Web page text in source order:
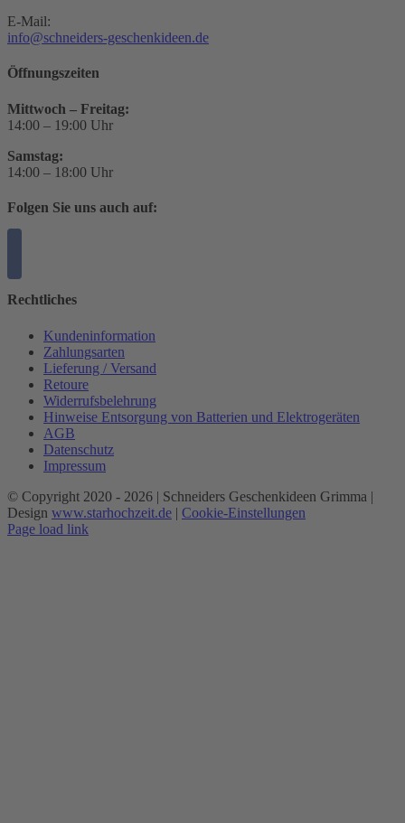
E-Mail:
info@schneiders-geschenkideen.de
Öffnungszeiten
Mittwoch – Freitag:
14:00 – 19:00 Uhr
Samstag:
14:00 – 18:00 Uhr
Folgen Sie uns auch auf:
Rechtliches
Kundeninformation
Zahlungsarten
Lieferung / Versand
Retoure
Widerrufsbelehrung
Hinweise Entsorgung von Batterien und Elektrogeräten
AGB
Datenschutz
Impressum
© Copyright 2020 - 2026 | Schneiders Geschenkideen Grimma |
Design www.starhochzeit.de | Cookie-Einstellungen
Page load link